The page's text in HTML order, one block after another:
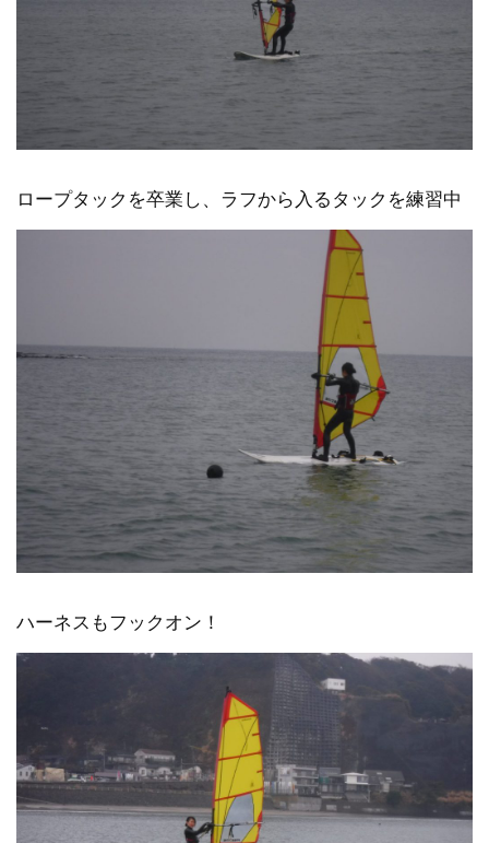
ロープタックを卒業し、ラフから入るタックを練習中
ハーネスもフックオン！